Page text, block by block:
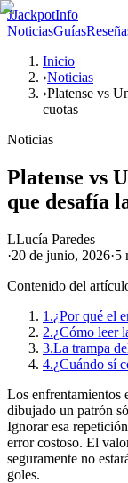
JJackpotInfo
NoticiasGuías
Inicio
›Noticias
›Platense vs
cuotas
Noticias
Platense vs
que desafía
LLucía Paredes
·20 de junio, 2026·5
Contenido del
1.¿Por qué el
2.¿Cómo leer
3.La trampa
4.¿Cuándo sí
Los enfrentamientos
dibujado un patrón
Ignorar esa
error costoso. El
seguramente no
goles.